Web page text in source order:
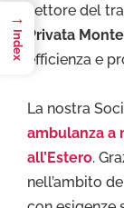
settore del
Privata
efficienza e
La nostra
ambulanza a
all’Estero.
nell’ambito
→
Index